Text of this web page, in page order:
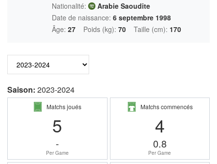
Nationalité:
Arabie Saoudite
Date de naissance: 6 septembre 1998
Âge: 27 Poids (kg): 70 Taille (cm): 170
Saison: 2023-2024
Matchs joués
5
-
Per Game
Matchs commencés
4
0.8
Per Game